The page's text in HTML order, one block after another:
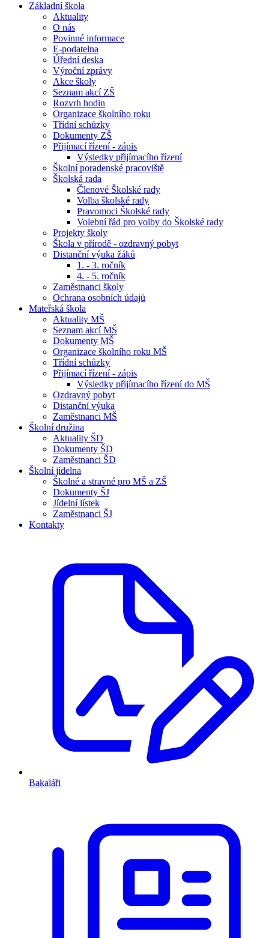
Základní škola
Aktuality
O nás
Povinné informace
E-podatelna
Úřední deska
Výroční zprávy
Akce školy
Seznam akcí ZŠ
Rozvrh hodin
Organizace školního roku
Třídní schůzky
Dokumenty ZŠ
Přijímací řízení - zápis
Výsledky přijímacího řízení
Školní poradenské pracoviště
Školská rada
Členové Školské rady
Volba školské rady
Pravomoci Školské rady
Volební řád pro volby do Školské rady
Projekty školy
Škola v přírodě - ozdravný pobyt
Distanční výuka žáků
1. - 3. ročník
4. - 5. ročník
Zaměstnanci školy
Ochrana osobních údajů
Mateřská škola
Aktuality MŠ
Seznam akcí MŠ
Dokumenty MŠ
Organizace školního roku MŠ
Třídní schůzky
Přijímací řízení - zápis
Výsledky přijímacího řízení do MŠ
Ozdravný pobyt
Distanční výuka
Zaměstnanci MŠ
Školní družina
Aktuality ŠD
Dokumenty ŠD
Zaměstnanci ŠD
Školní jídelna
Školné a stravné pro MŠ a ZŠ
Dokumenty ŠJ
Jídelní lístek
Zaměstnanci ŠJ
Kontakty
Bakaláři